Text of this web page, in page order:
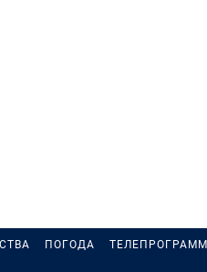
ПОГОДА